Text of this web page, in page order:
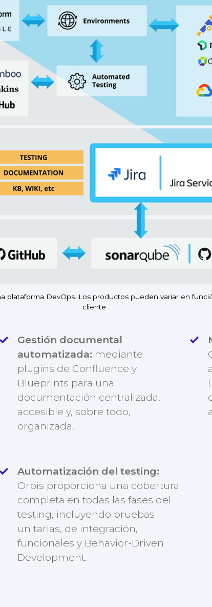
plataforma DevOps. Los productos pueden variar en
cliente.
Gestión documental
automatizada: mediante
plugins de Confluence y
Blueprints para una
documentación centralizada,
accesible y, sobre todo,
organizada.
Automatización del testing:
Orbis proporciona una cobertura
completa en todas las fases del
testing, incluyendo pruebas
unitarias, de integración,
funcionales y Behavior-Driven
Development.